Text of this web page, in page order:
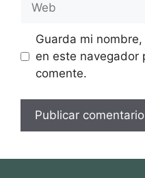
Guarda mi
en este navegador
comente.